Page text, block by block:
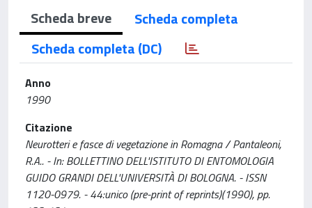
Scheda breve
Scheda completa
Scheda completa (DC)
Anno
1990
Citazione
Neurotteri e fasce di vegetazione in Romagna / Pantaleoni,
R.A.. - In: BOLLETTINO DELL'ISTITUTO DI ENTOMOLOGIA
GUIDO GRANDI DELL'UNIVERSITÀ DI BOLOGNA. - ISSN
1120-0979. - 44:unico (pre-print of reprints)(1990), pp.